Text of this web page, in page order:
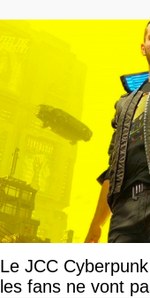
Le JCC
les fans ne vont